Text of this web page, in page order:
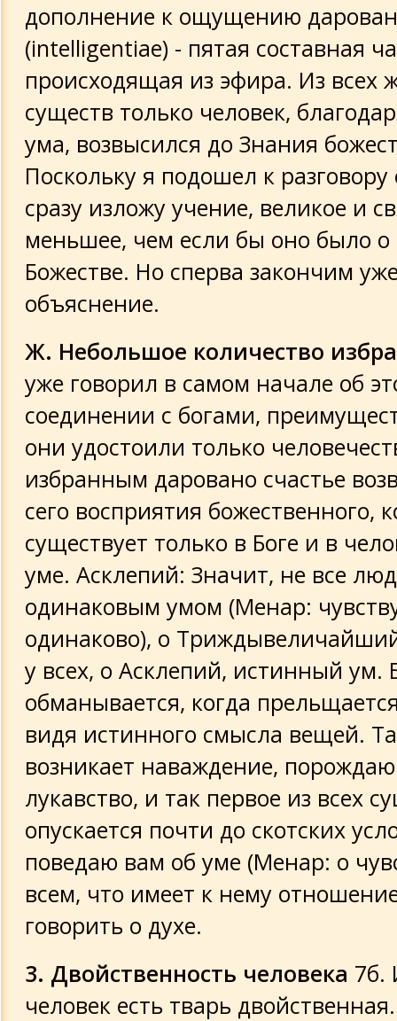
дополнение к ощущению
(intelligentiae) - пятая составная
происходящая из эфира. Из всех
существ только человек,
ума, возвысился до Знания
Поскольку я подошел к
сразу изложу учение, великое и
меньшее, чем если бы оно было
Божестве. Но сперва закончим
объяснение.
Ж. Небольшое количество
уже говорил в самом начале об
соединении с богами,
они удостоили только
избранным даровано счастье
сего восприятия божественного,
существует только в Боге и в
уме. Асклепий: Значит, не все
одинаковым умом (Meнар:
одинаково), о
у всех, о Асклепий, истинный ум.
обманывается, когда
видя истинного смысла вещей.
возникает наваждение,
лукавство, и так первое из всех
опускается почти до скотских
поведаю вам об уме (Менар: о
всем, что имеет к нему
говорить о духе.
3. Двойственность человека 7б.
человек есть тварь